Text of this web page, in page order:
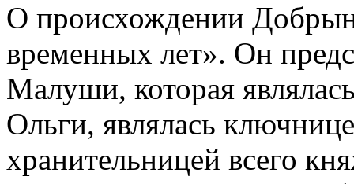
О происхождении
временных лет». Он
Малуши, которая
Ольги, являлась
хранительницей всего